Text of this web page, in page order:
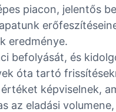
piacon, jelentős
eredménye.
befolyását, és
óta tartó
képviselnek,
az eladási